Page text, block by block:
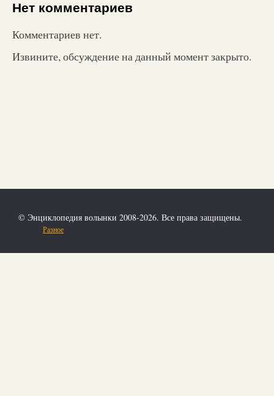
Нет комментариев
Комментариев нет.
Извините, обсуждение на данный момент закрыто.
© Энциклопедия волынки 2008-2026. Все права защищены.
Разное